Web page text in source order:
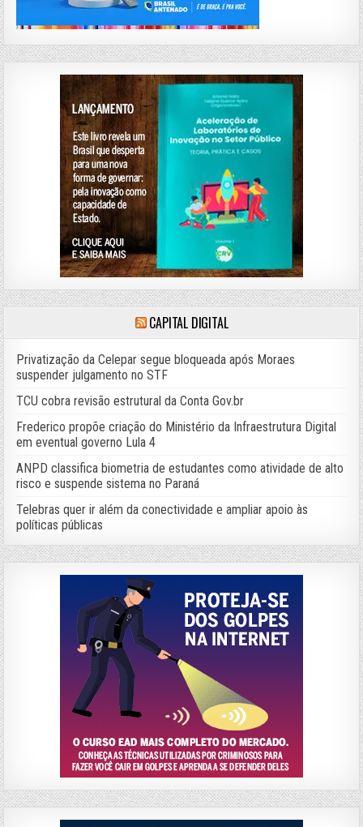
CAPITAL DIGITAL
Privatização da Celepar segue bloqueada após Moraes
suspender julgamento no STF
TCU cobra revisão estrutural da Conta Gov.br
Frederico propõe criação do Ministério da Infraestrutura Digital
em eventual governo Lula 4
ANPD classifica biometria de estudantes como atividade de alto
risco e suspende sistema no Paraná
Telebras quer ir além da conectividade e ampliar apoio às
políticas públicas